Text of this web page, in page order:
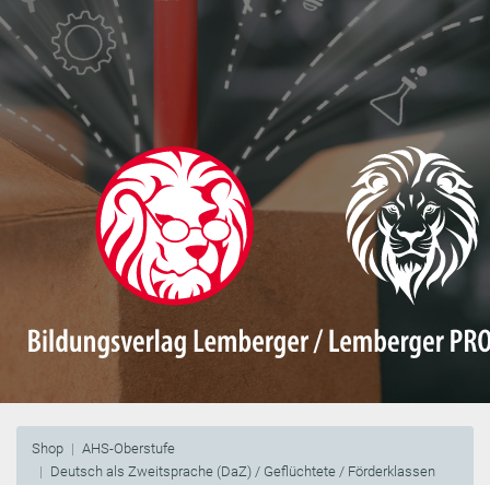
Shop
AHS-Oberstufe
Deutsch als Zweitsprache (DaZ) / Geflüchtete / Förderklassen